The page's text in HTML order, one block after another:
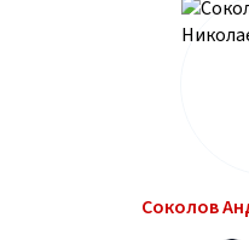
Соколов